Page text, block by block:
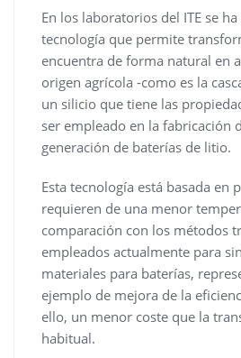
En los laboratorios del ITE se
tecnología que permite
encuentra de forma natural en
origen agrícola -como es la
un silicio que tiene las
ser empleado en la fabricación
generación de baterías de litio.
Esta tecnología está basada en
requieren de una menor
comparación con los métodos
empleados actualmente para
materiales para baterías,
ejemplo de mejora de la
ello, un menor coste que la
habitual.